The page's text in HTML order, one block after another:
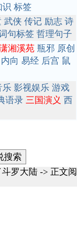
识 标签
武侠 传记 励志 诗
句标签 哲理句子
湘溪苑 瓶邪 原创
内向 易经 后宫 鼠
乐 影视娱乐 游戏
语录 三国演义 西
罗大陆 -> 正文阅